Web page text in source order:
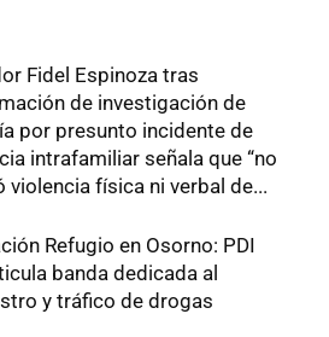
Fidel Espinoza tras
de investigación de
por presunto incidente de
intrafamiliar señala que “no
violencia física ni verbal de...
Refugio en Osorno: PDI
banda dedicada al
y tráfico de drogas